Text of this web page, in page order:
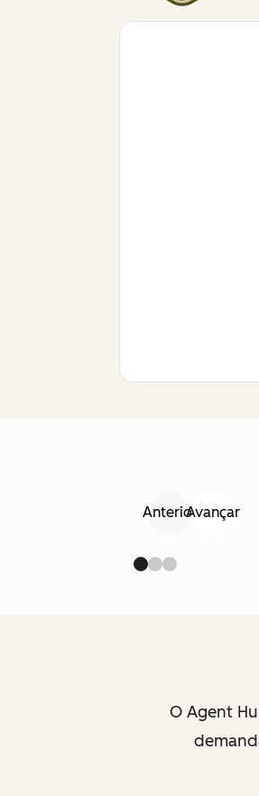
AnteriorAvançar
O Agent